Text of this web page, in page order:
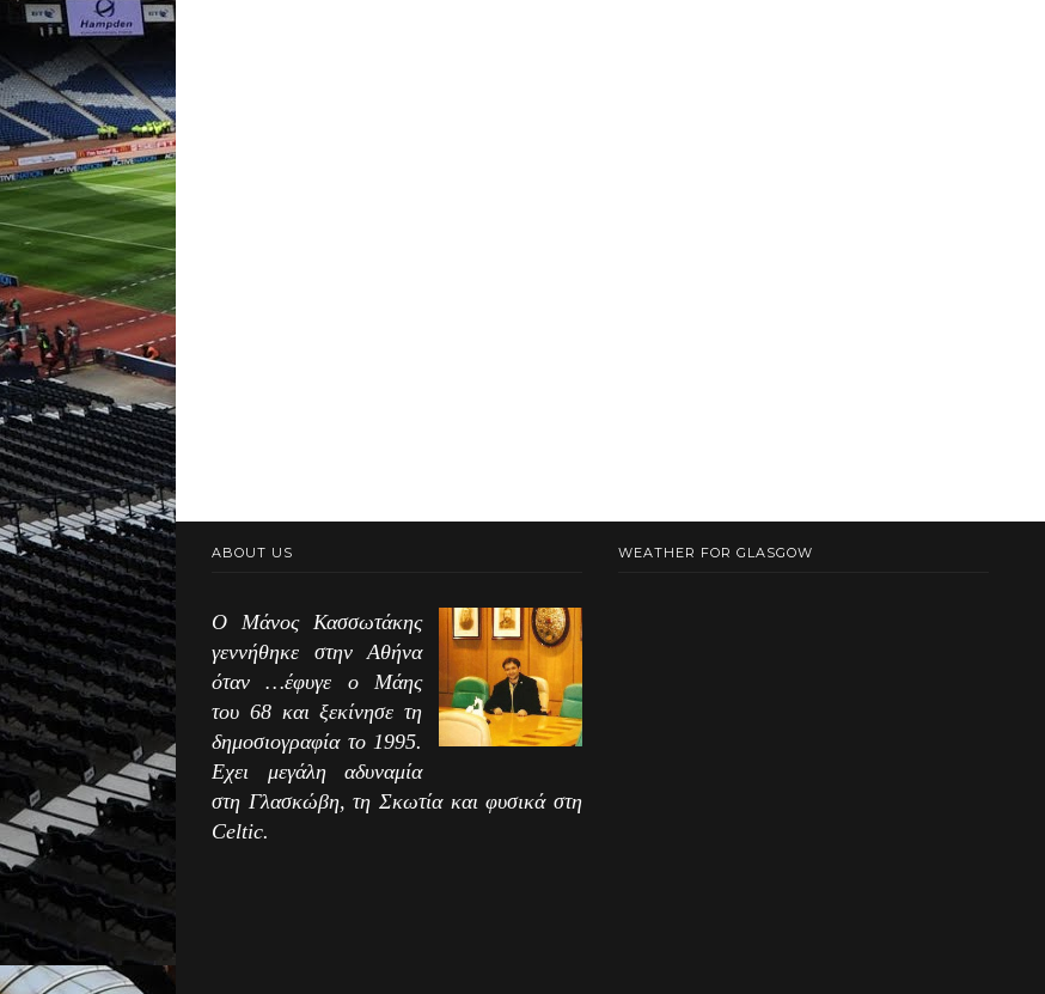
ABOUT US
Ο Μάνος Κασσωτάκης
γεννήθηκε στην Αθήνα
όταν …έφυγε ο Μάης
του 68 και ξεκίνησε τη
δημοσιογραφία το 1995.
Εχει μεγάλη αδυναμία
στη Γλασκώβη, τη Σκωτία και φυσικά στη
Celtic.
WEATHER FOR GLASGOW